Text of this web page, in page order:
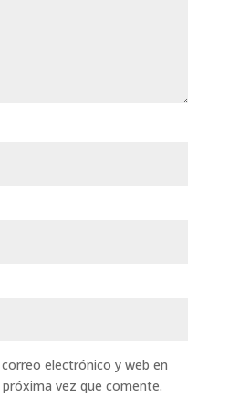
electrónico y web en
vez que comente.